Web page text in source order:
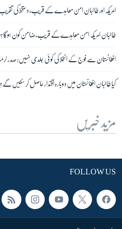
امریکہ اور طالبان امن معاہدے کے قریب، دستخط کی
طالبان امریکہ امن معاہدے کے قریب، ضامن کون ہوگا؟
افغانستان سے فوج کے انخلا کی کوئی جلدی نہیں: صدر
کیا طالبان افغانستان میں دوبارہ اقتدار حاصل کر سکیں گے؟
مزید خبریں
FOLLOW US